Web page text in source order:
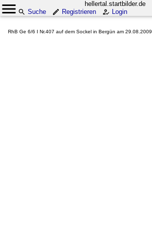
hellertal.startbilder.de
Suche
Registrieren Login
RhB Ge 6/6 I Nr.407 auf dem Sockel in Bergün am 29.08.2009.